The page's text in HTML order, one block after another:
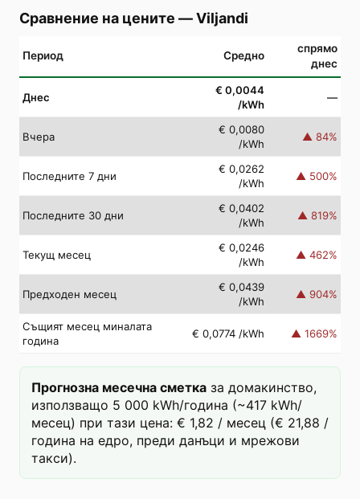
Сравнение на цените —Viljandi
Период Средно
спрямо
днес
Днес
€ 0,0044
/kWh
—
Вчера
€ 0,0080
/kWh
▲ 84%
Последните 7 дни
€ 0,0262
/kWh
▲ 500%
Последните 30 дни
€ 0,0402
/kWh
▲ 819%
Текущ месец
€ 0,0246
/kWh
▲ 462%
Предходен месец
€ 0,0439
/kWh
▲ 904%
Същият месец миналата
година
€ 0,0774 /kWh ▲ 1669%
Прогнозна месечна сметка за домакинство,
използващо 5 000 kWh/година (~417 kWh/
месец) при тази цена: € 1,82 / месец (€ 21,88 /
година на едро, преди данъци и мрежови
такси).